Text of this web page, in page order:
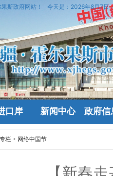
斯政府网站！ 今天是： 2026年8月7日
口岸 新闻中心 政府信
栏 > 网络中国节